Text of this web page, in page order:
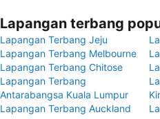
Lapangan terbang
Lapangan Terbang Jeju
Lapangan Terbang Melbourne
Lapangan Terbang Chitose
Lapangan Terbang
Antarabangsa Kuala Lumpur
Lapangan Terbang Auckland